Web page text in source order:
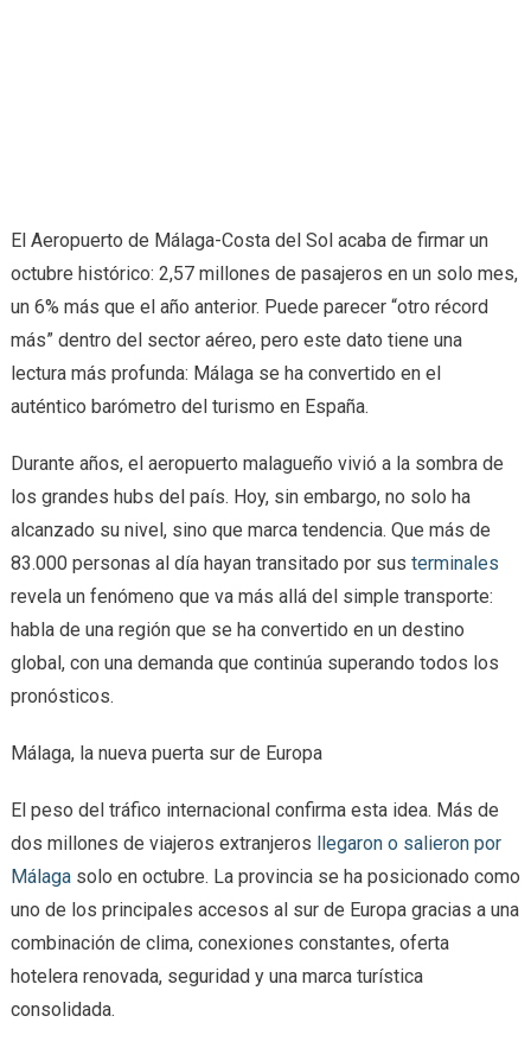
El Aeropuerto de Málaga-Costa del Sol acaba de firmar un
octubre histórico: 2,57 millones de pasajeros en un solo mes,
un 6% más que el año anterior. Puede parecer “otro récord
más” dentro del sector aéreo, pero este dato tiene una
lectura más profunda: Málaga se ha convertido en el
auténtico barómetro del turismo en España.
Durante años, el aeropuerto malagueño vivió a la sombra de
los grandes hubs del país. Hoy, sin embargo, no solo ha
alcanzado su nivel, sino que marca tendencia. Que más de
83.000 personas al día hayan transitado por sus terminales
revela un fenómeno que va más allá del simple transporte:
habla de una región que se ha convertido en un destino
global, con una demanda que continúa superando todos los
pronósticos.
Málaga, la nueva puerta sur de Europa
El peso del tráfico internacional confirma esta idea. Más de
dos millones de viajeros extranjeros llegaron o salieron por
Málagasolo en octubre. La provincia se ha posicionado como
uno de los principales accesos al sur de Europa gracias a una
combinación de clima, conexiones constantes, oferta
hotelera renovada, seguridad y una marca turística
consolidada.